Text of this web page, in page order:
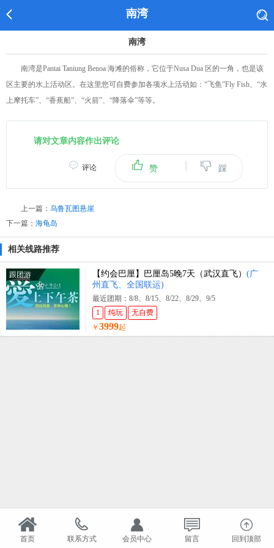
南湾
南湾
南湾是Pantai Taniung Benoa 海滩的俗称，它位于Nusa Dua 区的一角，也是该
区主要的水上活动区。在这里您可自费参加各项水上活动如：“飞鱼”Fly Fish、“水
上摩托车”、“香蕉船”、“火箭”、“降落伞”等等。
请对文章内容作出评论
赞 踩
评论
上一篇： 乌鲁瓦图悬崖
下一篇： 海龟岛
相关线路推荐
跟团游 【约会巴厘】巴厘岛5晚7天（武汉直飞） (广
州直飞、全国联运)
最近团期：8/8、8/15、8/22、8/29、9/5
1
纯玩
无自费
￥ 3999起
首页 联系方式 会员中心 留言 回到顶部